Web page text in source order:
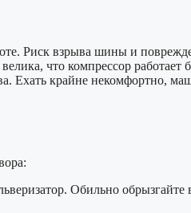
Риск взрыва шины и
что компрессор
Ехать крайне некомфортно,
Обильно